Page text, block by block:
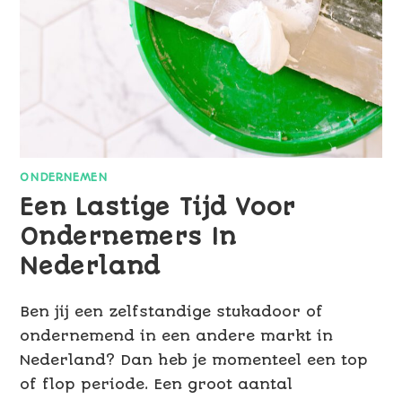
ONDERNEMEN
Een Lastige Tijd Voor
Ondernemers In
Nederland
Ben jij een zelfstandige stukadoor of
ondernemend in een andere markt in
Nederland? Dan heb je momenteel een top
of flop periode. Een groot aantal